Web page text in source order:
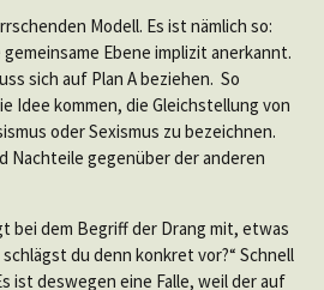
Modell. Es ist nämlich so:
Ebene implizit anerkannt.
sich auf Plan A beziehen. So
Idee kommen, die Gleichstellung von
oder Sexismus zu bezeichnen.
Nachteile gegenüber der anderen
bei dem Begriff der Drang mit, etwas
du denn konkret vor?“ Schnell
ist deswegen eine Falle, weil der auf